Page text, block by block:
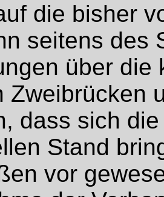
die bisher
seitens des
über die
Zweibrücken
dass sich
Stand
vor